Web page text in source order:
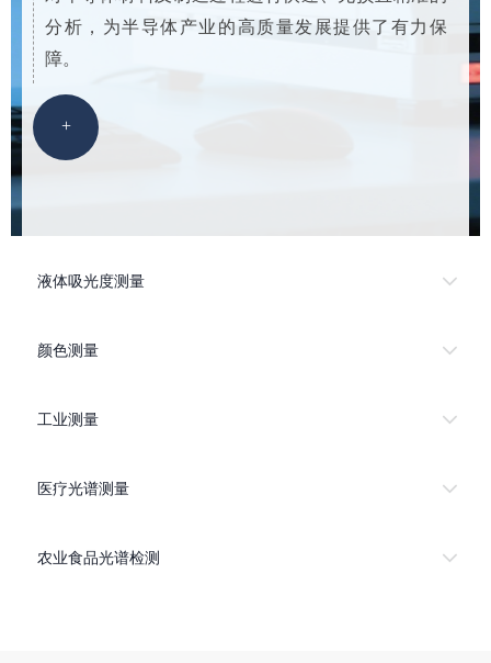
分析，为半导体产业的高质量发展提供了有力保
障。
+
液体吸光度测量
颜色测量
工业测量
医疗光谱测量
农业食品光谱检测